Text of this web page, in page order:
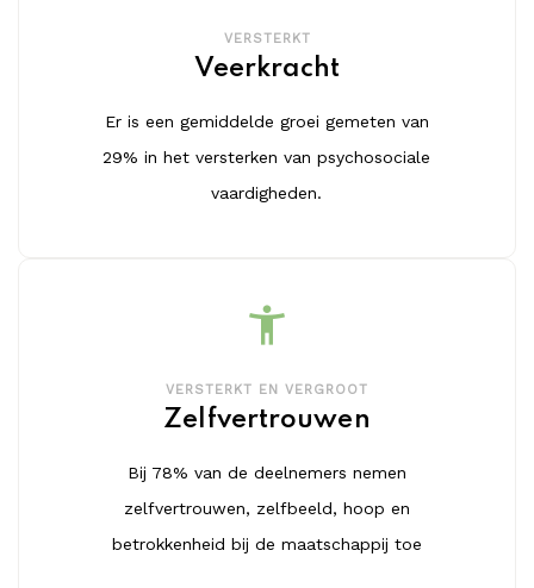
VERSTERKT
Veerkracht
Er is een gemiddelde groei gemeten van
29% in het versterken van psychosociale
vaardigheden.
accessibility_new
VERSTERKT EN VERGROOT
Zelfvertrouwen
Bij 78% van de deelnemers nemen
zelfvertrouwen, zelfbeeld, hoop en
betrokkenheid bij de maatschappij toe